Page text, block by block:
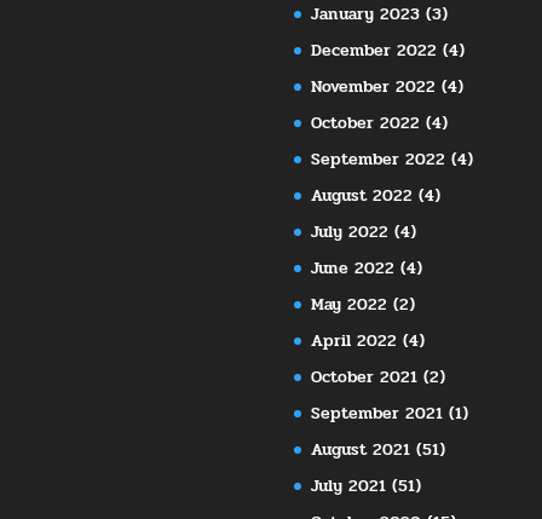
January 2023 (3)
December 2022 (4)
November 2022 (4)
October 2022 (4)
September 2022 (4)
August 2022 (4)
July 2022 (4)
June 2022 (4)
May 2022 (2)
April 2022 (4)
October 2021 (2)
September 2021 (1)
August 2021 (51)
July 2021 (51)